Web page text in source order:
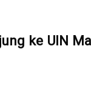
ke UIN